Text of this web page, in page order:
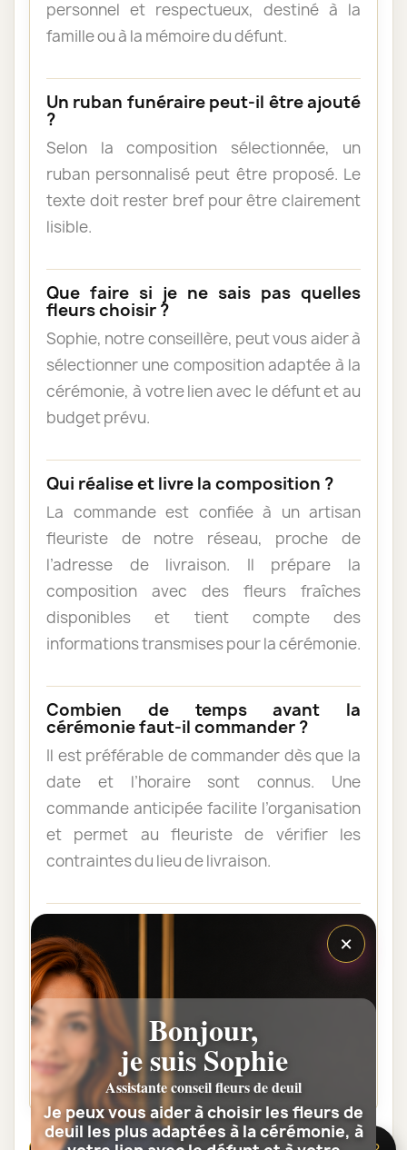
personnel et respectueux, destiné à la
famille ou à la mémoire du défunt.
Un ruban funéraire peut-il être ajouté
?
Selon la composition sélectionnée, un
ruban personnalisé peut être proposé. Le
texte doit rester bref pour être clairement
lisible.
Que faire si je ne sais pas quelles
fleurs choisir ?
Sophie, notre conseillère, peut vous aider à
sélectionner une composition adaptée à la
cérémonie, à votre lien avec le défunt et au
budget prévu.
Qui réalise et livre la composition ?
La commande est confiée à un artisan
fleuriste de notre réseau, proche de
l’adresse de livraison. Il prépare la
composition avec des fleurs fraîches
disponibles et tient compte des
informations transmises pour la cérémonie.
Combien de temps avant la
cérémonie faut-il commander ?
Il est préférable de commander dès que la
date et l’horaire sont connus. Une
commande anticipée facilite l’organisation
et permet au fleuriste de vérifier les
contraintes du lieu de livraison.
Les fleurs peuvent-elles être livrées
au domicile de la famille ?
Oui. Une composition de condoléances
peut être livrée au domicile avant ou après
la cérémonie. Vérifiez simplement que
quelqu’un pourra réceptionner les fleurs.
×
Bonjour,
je suis Sophie
Assistante conseil fleurs de deuil
Je peux vous aider à choisir les fleurs de
deuil les plus adaptées à la cérémonie, à